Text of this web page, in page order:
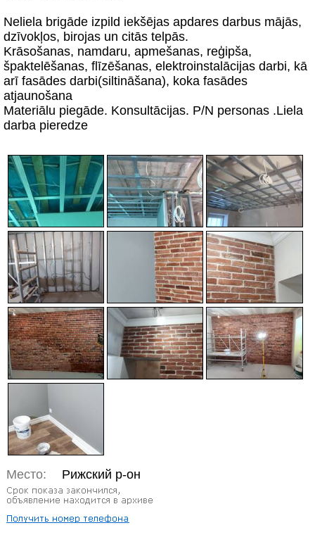
Neliela brigāde izpild iekšējas apdares darbus mājās,
dzīvokļos, birojas un citās telpās.
Krāsošanas, namdaru, apmešanas, reģipša,
špaktelēšanas, flīzēšanas, elektroinstalācijas darbi, kā
arī fasādes darbi(siltināšana), koka fasādes
atjaunošana
Materiālu piegāde. Konsultācijas. P/N personas .Liela
darba pieredze
Место: Рижский р-он